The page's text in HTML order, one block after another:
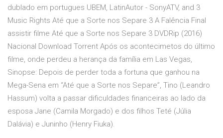
dublado em portugues UBEM, LatinAutor - SonyATV, and 3
Music Rights Até que a Sorte nos Separe 3 A Falência Final
assistir filme Até que a Sorte nos Separe 3 DVDRip (2016)
Nacional Download Torrent Após os acontecimetos do último
filme, onde perdeu a herança da família em Las Vegas,
Sinopse: Depois de perder toda a fortuna que ganhou na
Mega-Sena em “Até que a Sorte nos Separe”, Tino (Leandro
Hassum) volta a passar dificuldades financeiras ao lado da
esposa Jane (Camila Morgado) e dos filhos Teté (Júlia
Dalávia) e Juninho (Henry Fiuka).